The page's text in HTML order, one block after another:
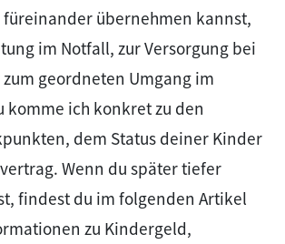
übernehmen kannst,
im Notfall, zur Versorgung bei
geordneten Umgang im
komme ich konkret zu den
dem Status deiner Kinder
Wenn du später tiefer
findest du im folgenden Artikel
zu Kindergeld,